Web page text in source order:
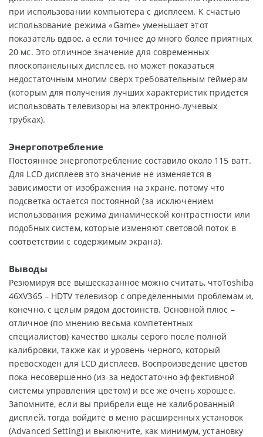
при использовании компьютера с дисплеем. К счастью
использование режима «Game» уменьшает этот
показатель вдвое, а если точнее до много более приятных
20 мс. Это отличное значение для современных
плоскопанельных дисплеев, но может показаться
недостаточным многим сверх требовательным геймерам
(которым для получения лучших характеристик придется
использовать телевизоры на электронно-лучевых
трубках).
Энергопотребление
Постоянное энергопотребление составило около 115 ватт.
Для LCD дисплеев это значение не изменяется в
зависимости от изображения на экране, потому что
подсветка остается постоянной (за исключением
использования режима динамической контрастности или
подобных систем, которые изменяют световой поток в
соответствии с содержимым экрана).
Выводы
Резюмируя все вышесказанное можно считать, чтоToshiba
46XV365 – HDTV телевизор с определенными проблемам и,
конечно, с целым рядом достоинств. Основной плюс –
отличное (по мнению весьма компетентных
специалистов) качество шкалы серого после полной
калибровки, также как и уровень черного, который
превосходен для LCD дисплеев. Воспроизведение цветов
пока несовершенно (из-за недостаточно эффективной
системы управления цветом) и все же очень хорошее.
Запомните, если вы прибрели еще не калиброванный
дисплей, тогда войдите в меню расширенных установок
(Advanced Setting) и выключите, как минимум, установку